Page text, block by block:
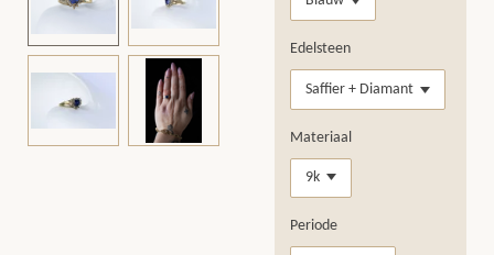
Edelsteen
Materiaal
Periode